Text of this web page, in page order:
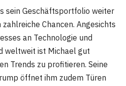
sein Geschäftsportfolio weiter
Chancen. Angesichts
an Technologie und
weltweit ist Michael gut
Trends zu profitieren. Seine
öffnet ihm zudem Türen